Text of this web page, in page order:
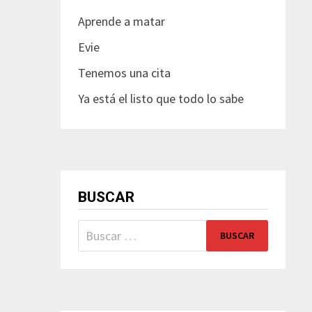
Aprende a matar
Evie
Tenemos una cita
Ya está el listo que todo lo sabe
BUSCAR
Buscar: